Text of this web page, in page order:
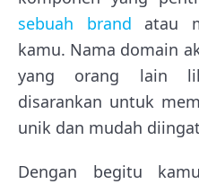
sebuah brand atau
kamu. Nama domain
yang orang lain
disarankan untuk
unik dan mudah
Dengan begitu